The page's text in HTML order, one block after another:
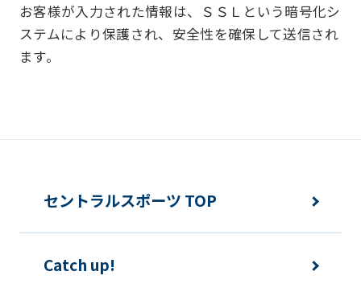
お客様からお預かりした個人情報は、以
下の目的で使用させて頂きます。また、
違法または不当な行為を助長し、または
ご利用上の諸連絡や利用状況の確認の
む）等、新商品・サービスの立案・開
お客様が入力された情報は、ＳＳＬという暗号化シ
ステムにより保護され、安全性を確保して送信され
ます。
セントラルスポーツ TOP
Catch up!